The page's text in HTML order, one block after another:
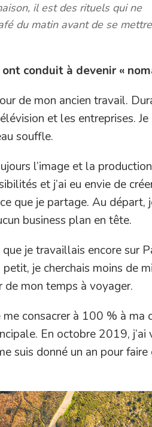
il est des rituels qui ne
du matin avant de se
conduit à devenir «
de mon ancien travail.
et les entreprises.
souffle.
l’image et la
et j’ai eu envie de
que je partage. Au départ,
business plan en tête.
je travaillais encore sur
je cherchais moins de
mon temps à voyager.
consacrer à 100 % à ma
En octobre 2019, j’ai
suis donné un an pour